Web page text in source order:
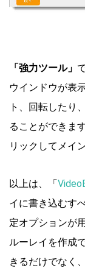
「強力ツール」
ウインドウが表
ト、回転したり
ることができま
リックしてメイ
以上は、「
イに書き込むす
定オプションが
ルーレイを作成
きるだけでなく